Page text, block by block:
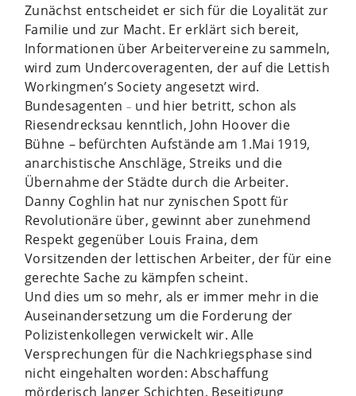
Zunächst entscheidet er sich für die Loyalität zur
Familie und zur Macht. Er erklärt sich bereit,
Informationen über Arbeitervereine zu sammeln,
wird zum Undercoveragenten, der auf die Lettish
Workingmen’s Society angesetzt wird.
Bundesagenten – und hier betritt, schon als
Riesendrecksau kenntlich, John Hoover die
Bühne –befürchten Aufstände am 1.Mai 1919,
anarchistische Anschläge, Streiks und die
Übernahme der Städte durch die Arbeiter.
Danny Coghlin hat nur zynischen Spott für
Revolutionäre über, gewinnt aber zunehmend
Respekt gegenüber Louis Fraina, dem
Vorsitzenden der lettischen Arbeiter, der für eine
gerechte Sache zu kämpfen scheint.
Und dies um so mehr, als er immer mehr in die
Auseinandersetzung um die Forderung der
Polizistenkollegen verwickelt wir. Alle
Versprechungen für die Nachkriegsphase sind
nicht eingehalten worden: Abschaffung
mörderisch langer Schichten, Beseitigung